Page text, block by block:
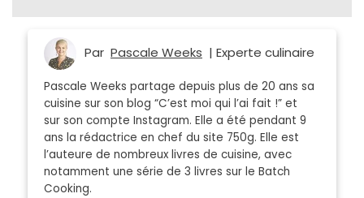
Par Pascale Weeks | Experte culinaire
Pascale Weeks partage depuis plus de 20 ans sa
cuisine sur son blog “C’est moi qui l’ai fait !” et
sur son compte Instagram. Elle a été pendant 9
ans la rédactrice en chef du site 750g. Elle est
l’auteure de nombreux livres de cuisine, avec
notamment une série de 3 livres sur le Batch
Cooking.